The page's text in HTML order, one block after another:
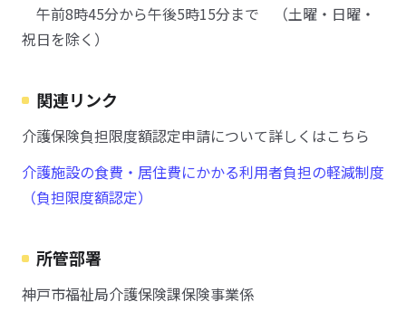
午前8時45分から午後5時15分まで （土曜・日曜・
祝日を除く）
関連リンク
介護保険負担限度額認定申請について詳しくはこちら
介護施設の食費・居住費にかかる利用者負担の軽減制度
（負担限度額認定）
所管部署
神戸市福祉局介護保険課保険事業係